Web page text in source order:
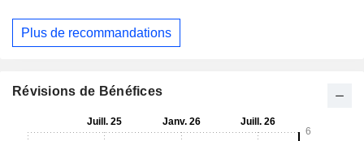
Plus de recommandations
Révisions de Bénéfices